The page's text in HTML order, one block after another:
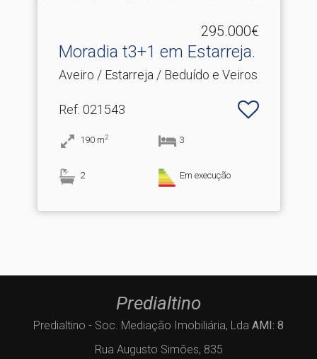
295.000€
Moradia t3+1 em Estarreja.​
Aveiro / Estarreja / Beduído e Veiros
Ref: 021543
190 m2 3
2 Em execução
Predialtino
Predialtino - Soc. Mediação Imobiliária, Lda AMI: 8
Rua Augusto Simões, 835